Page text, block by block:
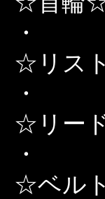
・
☆リス
・
☆リー
・
☆ベル